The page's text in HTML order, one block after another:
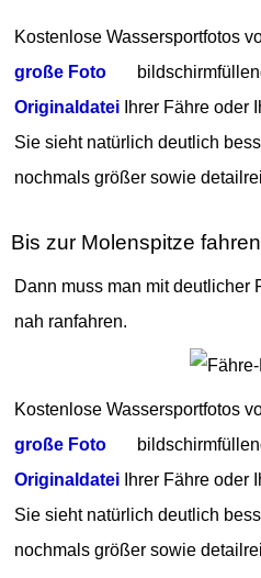
Kostenlose Wassersportfotos
große Foto
Originaldatei Ihrer Fähre oder
Sie sieht natürlich deutlich
nochmals größer sowie
Bis zur Molenspitze fahren
Dann muss man mit deutlicher
nah ranfahren.
Kostenlose Wassersportfotos
große Foto
Originaldatei Ihrer Fähre oder
Sie sieht natürlich deutlich
nochmals größer sowie